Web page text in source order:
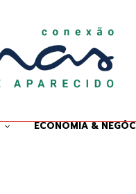
ECONOMIA &